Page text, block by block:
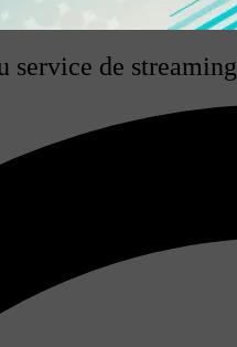
service de streaming